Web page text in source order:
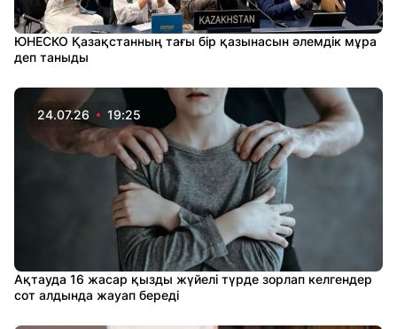
ЮНЕСКО Қазақстанның тағы бір қазынасын әлемдік мұра
деп таныды
24.07.26 19:25
Ақтауда 16 жасар қызды жүйелі түрде зорлап келгендер
сот алдында жауап береді